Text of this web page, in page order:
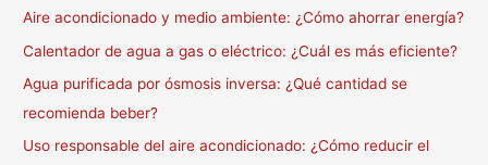
Aire acondicionado y medio ambiente: ¿Cómo ahorrar energía?
Calentador de agua a gas o eléctrico: ¿Cuál es más eficiente?
Agua purificada por ósmosis inversa: ¿Qué cantidad se
recomienda beber?
Uso responsable del aire acondicionado: ¿Cómo reducir el